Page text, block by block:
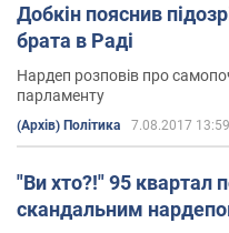
Добкін пояснив
брата в Раді
Нардеп розповів про
парламенту
(Архів) Політика 7.08.2017 13:59
"Ви хто?!" 95 квартал
скандальним